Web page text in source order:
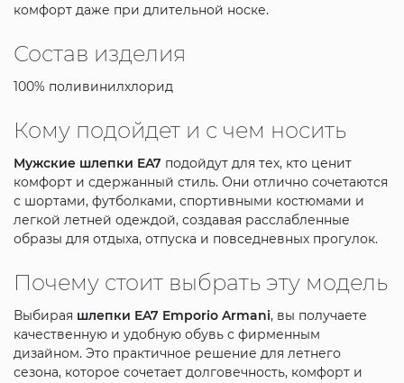
комфорт даже при длительной носке.
Состав изделия
100% поливинилхлорид
Кому подойдет и с чем носить
Мужские шлепки EA7 подойдут для тех, кто ценит
комфорт и сдержанный стиль. Они отлично сочетаются
с шортами, футболками, спортивными костюмами и
легкой летней одеждой, создавая расслабленные
образы для отдыха, отпуска и повседневных прогулок.
Почему стоит выбрать эту модель
Выбирая шлепки EA7 Emporio Armani, вы получаете
качественную и удобную обувь с фирменным
дизайном. Это практичное решение для летнего
сезона, которое сочетает долговечность, комфорт и